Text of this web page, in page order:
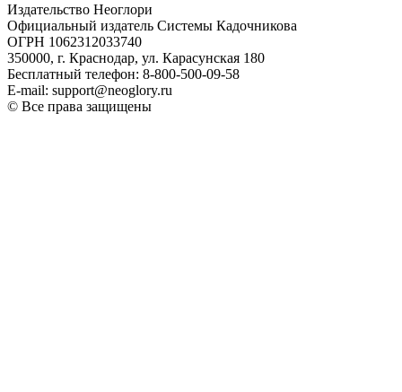
Издательство Неоглори
Официальный издатель Системы Кадочникова
ОГРН 1062312033740
350000, г. Краснодар, ул. Карасунская 180
Бесплатный телефон: 8-800-500-09-58
E-mail: support@neoglory.ru
© Все права защищены